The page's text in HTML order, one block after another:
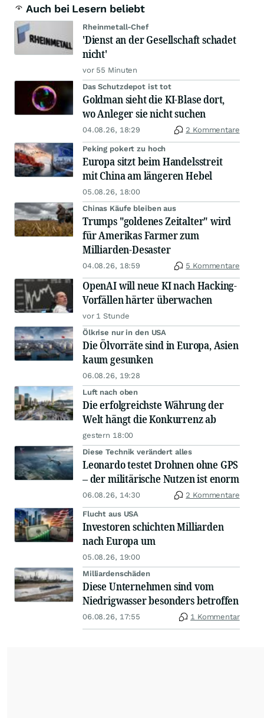
Auch bei Lesern beliebt
Rheinmetall-Chef
'Dienst an der Gesellschaft schadet
nicht'
vor 55 Minuten
Das Schutzdepot ist tot
Goldman sieht die KI-Blase dort,
wo Anleger sie nicht suchen
04.08.26, 18:29 2 Kommentare
Peking pokert zu hoch
Europa sitzt beim Handelsstreit
mit China am längeren Hebel
05.08.26, 18:00
Chinas Käufe bleiben aus
Trumps "goldenes Zeitalter" wird
für Amerikas Farmer zum
Milliarden-Desaster
04.08.26, 18:59 5 Kommentare
OpenAI will neue KI nach Hacking-
Vorfällen härter überwachen
vor 1 Stunde
Ölkrise nur in den USA
Die Ölvorräte sind in Europa, Asien
kaum gesunken
06.08.26, 19:28
Luft nach oben
Die erfolgreichste Währung der
Welt hängt die Konkurrenz ab
gestern 18:00
Diese Technik verändert alles
Leonardo testet Drohnen ohne GPS
– der militärische Nutzen ist enorm
06.08.26, 14:30 2 Kommentare
Flucht aus USA
Investoren schichten Milliarden
nach Europa um
05.08.26, 19:00
Milliardenschäden
Diese Unternehmen sind vom
Niedrigwasser besonders betroffen
06.08.26, 17:55 1 Kommentar